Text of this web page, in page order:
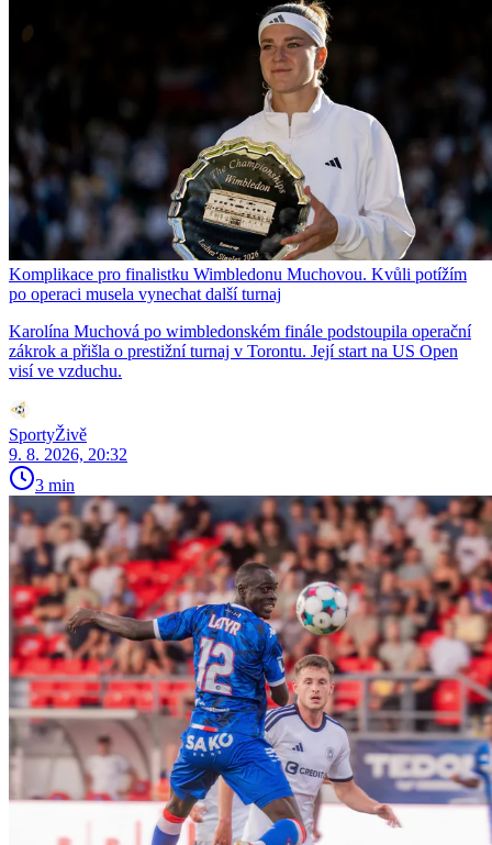
Komplikace pro finalistku Wimbledonu Muchovou. Kvůli potížím
po operaci musela vynechat další turnaj
Karolína Muchová po wimbledonském finále podstoupila operační
zákrok a přišla o prestižní turnaj v Torontu. Její start na US Open
visí ve vzduchu.
SportyŽivě
9. 8. 2026, 20:32
3 min